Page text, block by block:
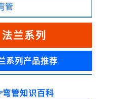
管
法兰系列
系列产品推荐
弯管知识百科